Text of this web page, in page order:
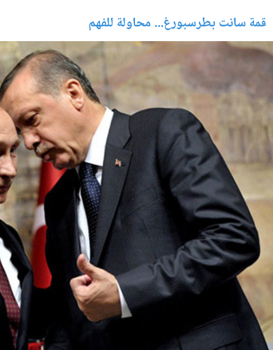
قمة سانت بطرسبورغ... محاولة للفهم